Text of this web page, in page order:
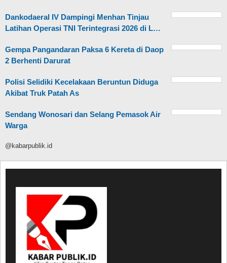
Dankodaeral IV Dampingi Menhan Tinjau
Latihan Operasi TNI Terintegrasi 2026 di L…
Gempa Pangandaran Paksa 6 Kereta di Daop
2 Berhenti Darurat
Polisi Selidiki Kecelakaan Beruntun Diduga
Akibat Truk Patah As
Sendang Wonosari dan Selang Pemasok Air
Warga
@kabarpublik.id